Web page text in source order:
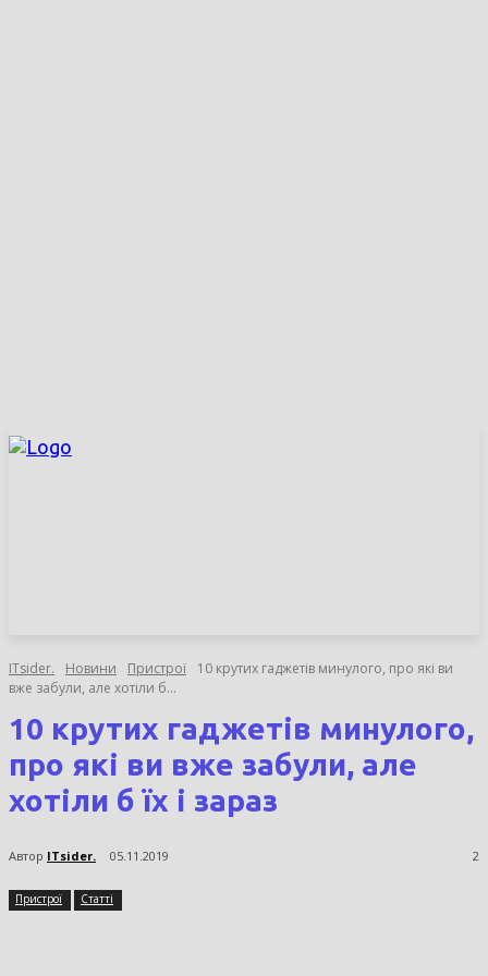
ITsider. Новини Пристрої
10 крутих гаджетів минулого, про які ви
вже забули, але хотіли б...
10 крутих гаджетів минулого,
про які ви вже забули, але
хотіли б їх і зараз
Автор ITsider. 05.11.2019 2
Пристрої Статті